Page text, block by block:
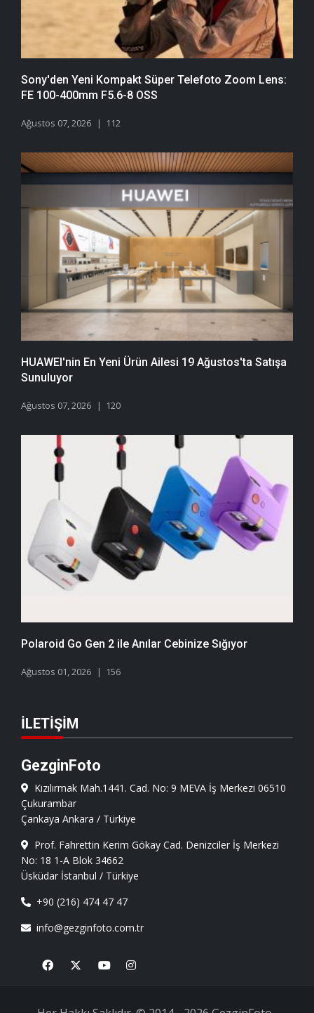
Sony'den Yeni Kompakt Süper Telefoto Zoom Lens:
FE 100-400mm F5.6-8 OSS
Ağustos 07, 2026 112
HUAWEI'nin En Yeni Ürün Ailesi 19 Ağustos'ta Satışa
Sunuluyor
Ağustos 07, 2026 120
Polaroid Go Gen 2 ile Anılar Cebinize Sığıyor
Ağustos 01, 2026 156
İLETIŞIM
GezginFoto
Kızılırmak Mah.1441. Cad. No: 9 MEVA İş Merkezi 06510
Çukurambar
Çankaya Ankara / Türkiye
Prof. Fahrettin Kerim Gökay Cad. Denizciler İş Merkezi
No: 18 1-A Blok 34662
Üsküdar İstanbul / Türkiye
+90 (216) 474 47 47
info@gezginfoto.com.tr